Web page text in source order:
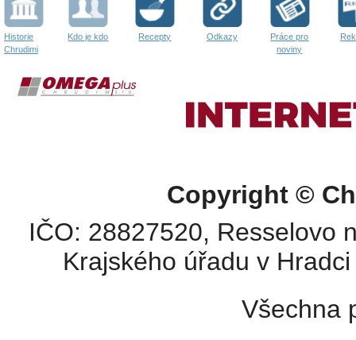
Historie
Chrudimi
Kdo je kdo Recepty Odkazy
Práce pro
noviny
Copyright ©
IČO: 28827520, Resselovo
Krajského úřadu v
Všechna